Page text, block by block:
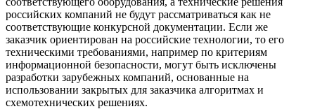
российских компаний не будут рассматриваться как не
соответствующие конкурсной документации. Если же
заказчик ориентирован на российские технологии, то его
техническими требованиями, например по критериям
информационной безопасности, могут быть исключены
разработки зарубежных компаний, основанные на
использовании закрытых для заказчика алгоритмах и
схемотехнических решениях.